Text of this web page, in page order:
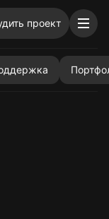
проектданных и